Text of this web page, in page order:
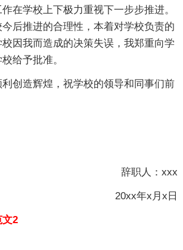
在学校上下极力重视下一步步推进。
后推进的合理性，本着对学校负责的
因我而造成的决策失误，我郑重向学
给予批准。
创造辉煌，祝学校的领导和同事们前
辞职人：xxx
20xx年x月x日
文2